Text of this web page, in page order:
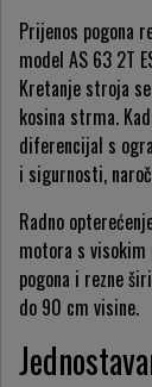
Prijenos pogona
model AS 63 2T
Kretanje stroja
kosina strma.
diferencijal s
i sigurnosti,
Radno
motora s visokim
pogona i rezne
do 90 cm visine.